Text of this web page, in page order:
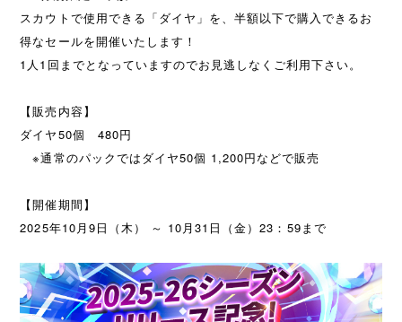
スカウトで使用できる「ダイヤ」を、半額以下で購入できるお
得なセールを開催いたします！
1人1回までとなっていますのでお見逃しなくご利用下さい。
【販売内容】
ダイヤ50個 480円
※通常のパックではダイヤ50個 1,200円などで販売
【開催期間】
2025年10月9日（木） ～ 10月31日（金）23：59まで